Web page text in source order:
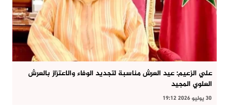
علي الزعيم: عيد العرش مناسبة لتجديد الوفاء والاعتزاز بالعرش
العلوي المجيد
30 يوليو 2026 19:12